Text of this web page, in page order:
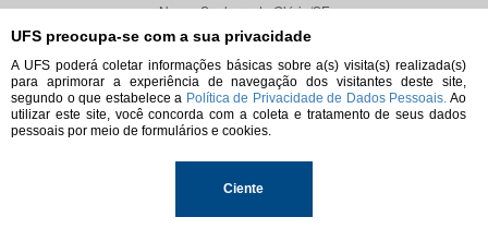
UFS preocupa-se com a sua privacidade
A UFS poderá coletar informações básicas sobre a(s) visita(s) realizada(s)
para aprimorar a experiência de navegação dos visitantes deste site,
segundo o que estabelece a Política de Privacidade de Dados Pessoais. Ao
utilizar este site, você concorda com a coleta e tratamento de seus dados
pessoais por meio de formulários e cookies.
Ciente
Nossa Senhora da Glória/SE
CEP 49680-000
Localização
© 2026. Todos os direitos reservados.
Universidade Federal de Sergipe.